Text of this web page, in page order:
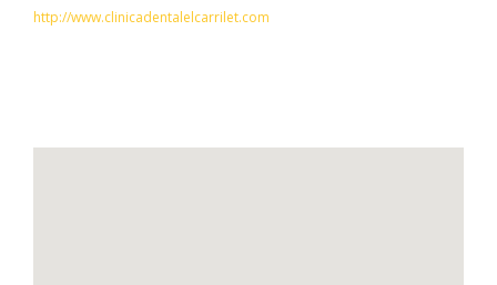
http://www.clinicadentalelcarrilet.com